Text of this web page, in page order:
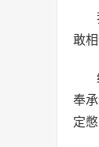
敢相
奉
定